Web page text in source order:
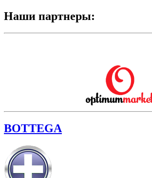
Наши партнеры:
BOTTEGA